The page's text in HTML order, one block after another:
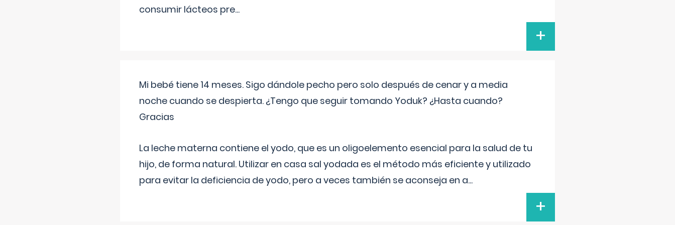
consumir lácteos pre...
+
Mi bebé tiene 14 meses. Sigo dándole pecho pero solo después de cenar y a media
noche cuando se despierta. ¿Tengo que seguir tomando Yoduk? ¿Hasta cuando?
Gracias
La leche materna contiene el yodo, que es un oligoelemento esencial para la salud de tu
hijo, de forma natural. Utilizar en casa sal yodada es el método más eficiente y utilizado
para evitar la deficiencia de yodo, pero a veces también se aconseja en a...
+